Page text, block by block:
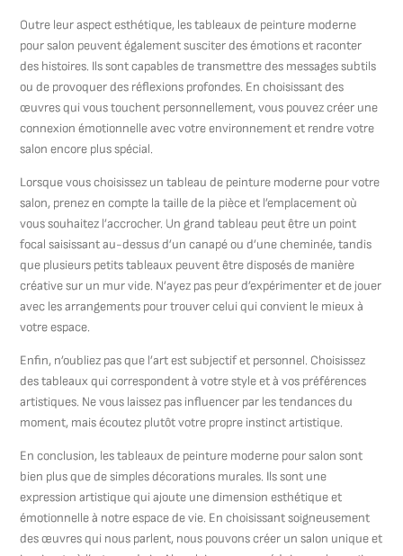
Outre leur aspect esthétique, les tableaux de peinture moderne
pour salon peuvent également susciter des émotions et raconter
des histoires. Ils sont capables de transmettre des messages subtils
ou de provoquer des réflexions profondes. En choisissant des
œuvres qui vous touchent personnellement, vous pouvez créer une
connexion émotionnelle avec votre environnement et rendre votre
salon encore plus spécial.
Lorsque vous choisissez un tableau de peinture moderne pour votre
salon, prenez en compte la taille de la pièce et l’emplacement où
vous souhaitez l’accrocher. Un grand tableau peut être un point
focal saisissant au-dessus d’un canapé ou d’une cheminée, tandis
que plusieurs petits tableaux peuvent être disposés de manière
créative sur un mur vide. N’ayez pas peur d’expérimenter et de jouer
avec les arrangements pour trouver celui qui convient le mieux à
votre espace.
Enfin, n’oubliez pas que l’art est subjectif et personnel. Choisissez
des tableaux qui correspondent à votre style et à vos préférences
artistiques. Ne vous laissez pas influencer par les tendances du
moment, mais écoutez plutôt votre propre instinct artistique.
En conclusion, les tableaux de peinture moderne pour salon sont
bien plus que de simples décorations murales. Ils sont une
expression artistique qui ajoute une dimension esthétique et
émotionnelle à notre espace de vie. En choisissant soigneusement
des œuvres qui nous parlent, nous pouvons créer un salon unique et